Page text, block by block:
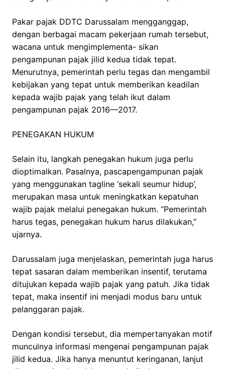
Pakar pajak DDTC Darussalam mengganggap,
dengan berbagai macam pekerjaan rumah tersebut,
wacana untuk mengimplementa- sikan
pengampunan pajak jilid kedua tidak tepat.
Menurutnya, pemerintah perlu tegas dan mengambil
kebijakan yang tepat untuk memberikan keadilan
kepada wajib pajak yang telah ikut dalam
pengampunan pajak 2016—2017.
PENEGAKAN HUKUM
Selain itu, langkah penegakan hukum juga perlu
dioptimalkan. Pasalnya, pascapengampunan pajak
yang menggunakan tagline ‘sekali seumur hidup’,
merupakan masa untuk meningkatkan kepatuhan
wajib pajak melalui penegakan hukum. “Pemerintah
harus tegas, penegakan hukum harus dilakukan,”
ujarnya.
Darussalam juga menjelaskan, pemerintah juga harus
tepat sasaran dalam memberikan insentif, terutama
ditujukan kepada wajib pajak yang patuh. Jika tidak
tepat, maka insentif ini menjadi modus baru untuk
pelanggaran pajak.
Dengan kondisi tersebut, dia mempertanyakan motif
munculnya informasi mengenai pengampunan pajak
jilid kedua. Jika hanya menuntut keringanan, lanjut